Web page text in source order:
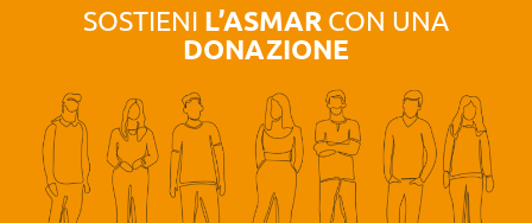
SOSTIENI L’ASMAR CON UNA
DONAZIONE